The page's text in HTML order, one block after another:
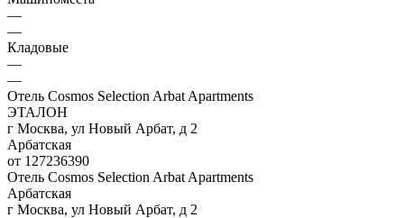
—
—
Кладовые
—
—
Отель Cosmos Selection Arbat Apartments
ЭТАЛОН
г Москва, ул Новый Арбат, д 2
Арбатская
от 127236390
Отель Cosmos Selection Arbat Apartments
Арбатская
г Москва, ул Новый Арбат, д 2